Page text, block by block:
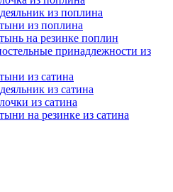
из поплина
из поплина
на резинке поплин
принадлежности из
из сатина
из сатина
из сатина
на резинке из сатина